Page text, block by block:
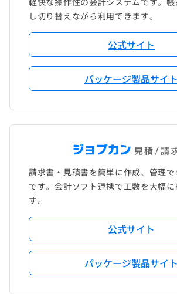
し切り替えながら利用できます。
公式サイト
パッケージ製品サイト
請求書・見積書を簡単に作成、管理
です。会計ソフト連携で工数を大幅
す。
公式サイト
パッケージ製品サイト